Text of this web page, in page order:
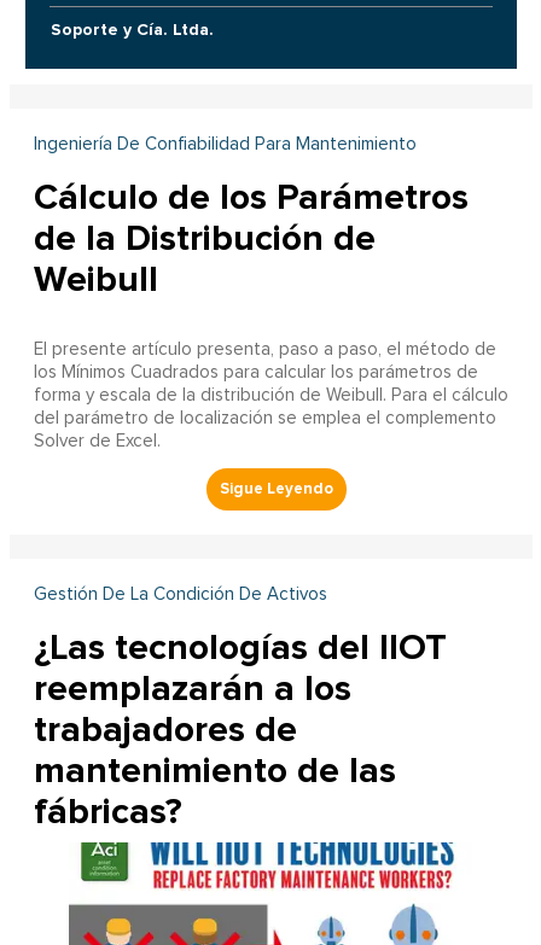
Soporte y Cía. Ltda.
Ingeniería De Confiabilidad Para Mantenimiento
Cálculo de los Parámetros
de la Distribución de
Weibull
El presente artículo presenta, paso a paso, el método de
los Mínimos Cuadrados para calcular los parámetros de
forma y escala de la distribución de Weibull. Para el cálculo
del parámetro de localización se emplea el complemento
Solver de Excel.
Gestión De La Condición De Activos
¿Las tecnologías del IIOT
reemplazarán a los
trabajadores de
mantenimiento de las
fábricas?